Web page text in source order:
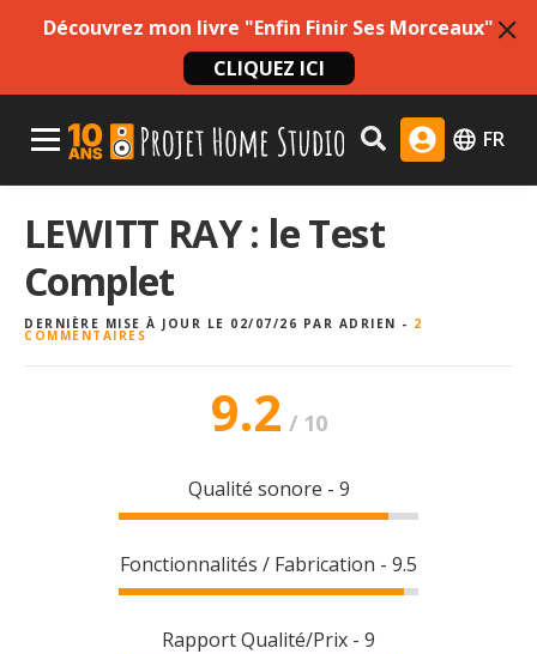
Découvrez mon livre "Enfin Finir Ses Morceaux"
CLIQUEZ ICI
Menu Principal FR
LEWITT RAY : le Test
Complet
DERNIÈRE MISE À JOUR LE 02/07/26 PAR ADRIEN - 2
COMMENTAIRES
9.2 / 10
Qualité sonore - 9
Fonctionnalités / Fabrication - 9.5
Rapport Qualité/Prix - 9